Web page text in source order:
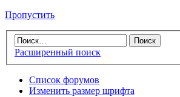
Пропустить
Расширенный поиск
Список форумов
Изменить размер шрифта